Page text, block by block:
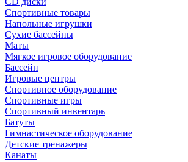
Спортивные товары
Напольные игрушки
Сухие бассейны
Маты
Мягкое игровое оборудование
Бассейн
Игровые центры
Спортивное оборудование
Спортивные игры
Спортивный инвентарь
Батуты
Гимнастическое оборудование
Детские тренажеры
Канаты